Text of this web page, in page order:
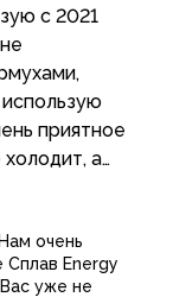
с 2021
приятное
а
очень
Сплав Energy
уже не